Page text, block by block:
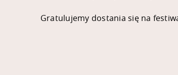
Gratulujemy dostania się na